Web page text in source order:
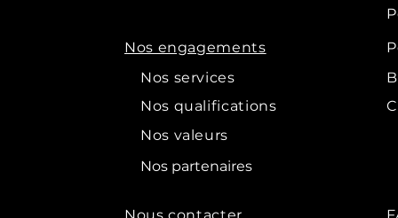
panneaux photovoltaïques
qui le convertit en courant
panneaux est alors tout
stockage. Le surplus de
C'est donc pour pouvoir
d'Enedis est essentiel.
tous vos projets. Nos
Nos engagements
Nos services
Nos qualifications
Nos valeurs
Nos partenaires